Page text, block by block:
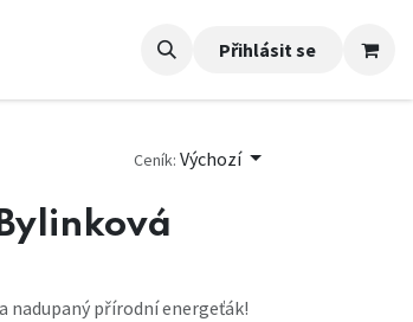
Přihlásit se
Ceník: Výchozí
nadupaný přírodní energeťák!